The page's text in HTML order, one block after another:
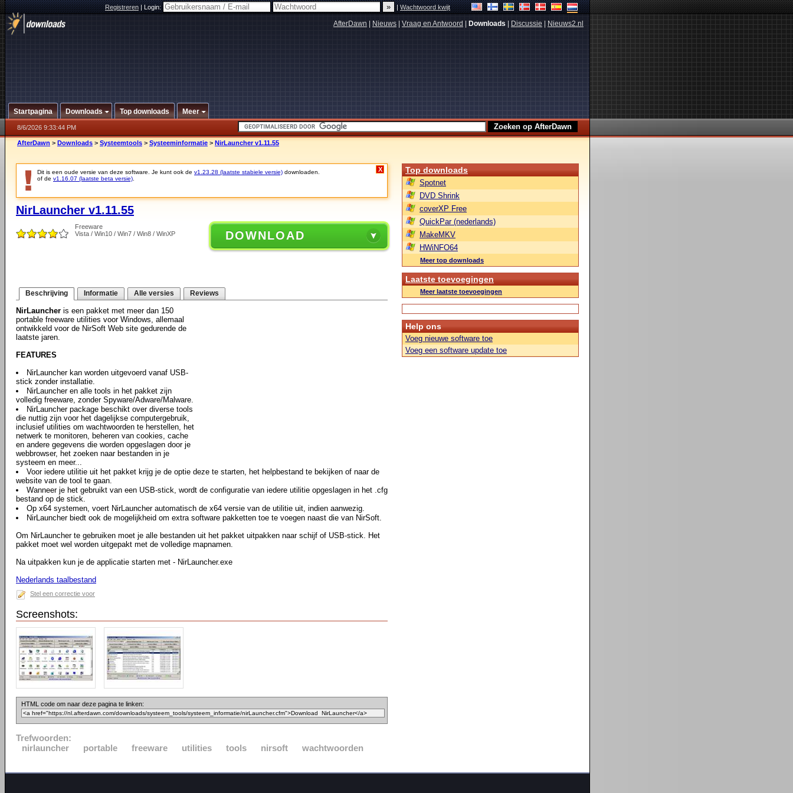
Registreren|Login: |Wachtwoord kwijt
AfterDawn Nieuws Vraag en Antwoord Downloads Discussie Nieuws2.nl
Startpagina Downloads Top downloads Meer
8/6/2026 9:33:44 PM
AfterDawn > Downloads > Systeemtools > Systeeminformatie > NirLauncher v1.11.55
Dit is een oude versie van deze software. Je kunt ook de v1.23.28 (laatste stabiele versie) downloaden.
of de v1.16.07 (laatste beta versie)
X
NirLauncher v1.11.55
Freeware
Vista / Win10 / Win7 / Win8 / WinXP
DOWNLOAD
Beschrijving Informatie Alle versies Reviews
NirLauncher is een pakket met meer dan 150
portable freeware utilities voor Windows, allemaal
ontwikkeld voor de NirSoft Web site gedurende de
laatste jaren.
FEATURES
NirLauncher kan worden uitgevoerd vanaf USB-
stick zonder installatie.
NirLauncher en alle tools in het pakket zijn
volledig freeware, zonder Spyware/Adware/Malware.
NirLauncher package beschikt over diverse tools
die nuttig zijn voor het dagelijkse computergebruik,
inclusief utilities om wachtwoorden te herstellen, het
netwerk te monitoren, beheren van cookies, cache
en andere gegevens die worden opgeslagen door je
webbrowser, het zoeken naar bestanden in je
systeem en meer...
Voor iedere utilitie uit het pakket krijg je de optie deze te starten, het helpbestand te bekijken of naar de
website van de tool te gaan.
Wanneer je het gebruikt van een USB-stick, wordt de configuratie van iedere utilitie opgeslagen in het .cfg
bestand op de stick.
Op x64 systemen, voert NirLauncher automatisch de x64 versie van de utilitie uit, indien aanwezig.
NirLauncher biedt ook de mogelijkheid om extra software pakketten toe te voegen naast die van NirSoft.
Om NirLauncher te gebruiken moet je alle bestanden uit het pakket uitpakken naar schijf of USB-stick. Het
pakket moet wel worden uitgepakt met de volledige mapnamen.
Na uitpakken kun je de applicatie starten met - NirLauncher.exe
Nederlands taalbestand
Stel een correctie voor
Screenshots:
HTML code om naar deze pagina te linken:
Trefwoorden:
nirlauncher
portable freeware utilities tools nirsoft wachtwoorden
Top downloads
Spotnet
DVD Shrink
coverXP Free
QuickPar (nederlands)
MakeMKV
HWiNFO64
Meer top downloads
Laatste toevoegingen
Meer laatste toevoegingen
Help ons
Voeg nieuwe software toe
Voeg een software update toe